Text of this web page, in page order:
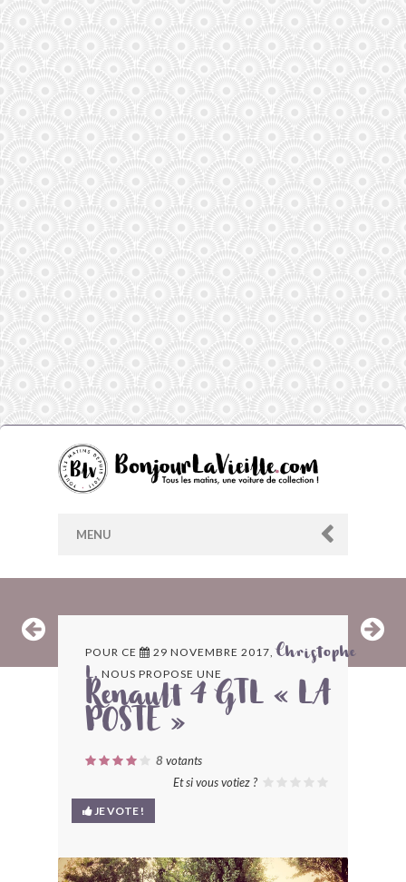
MENU
ARCHIVES
LES CONTRIBUTEURS
POUR CE 29 NOVEMBRE 2017,Christophe
L. NOUS PROPOSE UNE
Renault 4 GTL « LA
POSTE »
8 votants
Et si vous votiez ?
JE VOTE !